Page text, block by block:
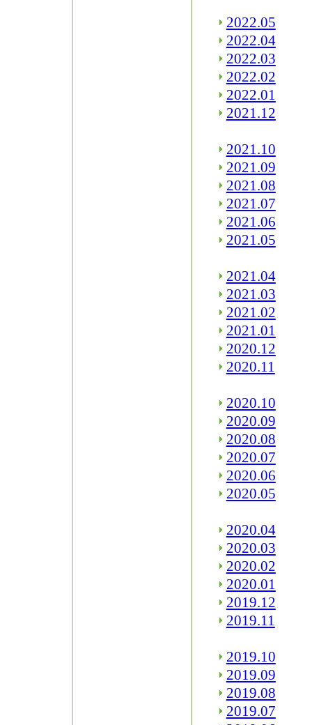
2022.05
2022.04
2022.03
2022.02
2022.01
2021.12
2021.10
2021.09
2021.08
2021.07
2021.06
2021.05
2021.04
2021.03
2021.02
2021.01
2020.12
2020.11
2020.10
2020.09
2020.08
2020.07
2020.06
2020.05
2020.04
2020.03
2020.02
2020.01
2019.12
2019.11
2019.10
2019.09
2019.08
2019.07